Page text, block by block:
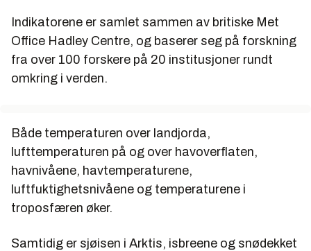
Indikatorene er samlet sammen av britiske Met
Office Hadley Centre, og baserer seg på forskning
fra over 100 forskere på 20 institusjoner rundt
omkring i verden.
Både temperaturen over landjorda,
lufttemperaturen på og over havoverflaten,
havnivåene, havtemperaturene,
luftfuktighetsnivåene og temperaturene i
troposfæren øker.
Samtidig er sjøisen i Arktis, isbreene og snødekket